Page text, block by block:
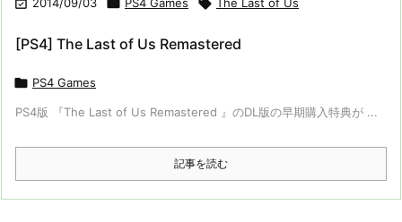
[PS4] The Last of Us Remastered
 PS4 Games
PS4版 『The Last of Us Remastered 』のDL版の早期購入特典が ...
記事を読む